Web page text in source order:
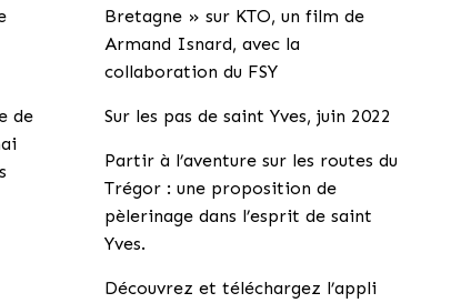
de
Bretagne » sur KTO, un film de
Armand Isnard, avec la
collaboration du FSY
Sur les pas de saint Yves, juin 2022
Partir à l’aventure sur les routes du
Trégor : une proposition de
pèlerinage dans l’esprit de saint
Yves.
Découvrez et téléchargez l’appli